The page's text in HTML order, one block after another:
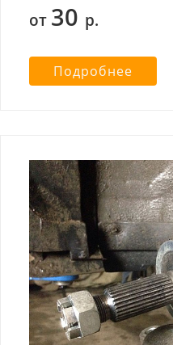
от 30 р.
Подробнее